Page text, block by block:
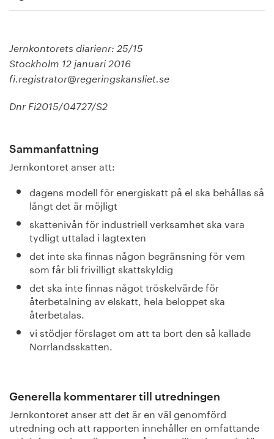
Publicerat
Om oss
Jernkontorets diarienr: 25/15
Stockholm 12 januari 2016
fi.registrator@regeringskansliet.se
Dnr Fi2015/04727/S2
Sammanfattning
Jernkontoret anser att:
dagens modell för energiskatt på el ska behållas så
långt det är möjligt
skattenivån för industriell verksamhet ska vara
tydligt uttalad i lagtexten
det inte ska finnas någon begränsning för vem
som får bli frivilligt skattskyldig
det ska inte finnas något tröskelvärde för
återbetalning av elskatt, hela beloppet ska
återbetalas.
vi stödjer förslaget om att ta bort den så kallade
Norrlandsskatten.
Generella kommentarer till utredningen
Jernkontoret anser att det är en väl genomförd
utredning och att rapporten innehåller en omfattande